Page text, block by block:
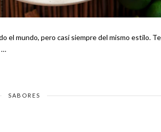
casi siempre del mismo estilo. Te recomendamos: La
…
SABORES